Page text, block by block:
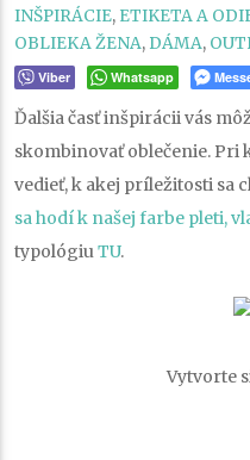
INŠPIRÁCIE, ETIKETA A
OBLIEKA ŽENA, DÁMA,
Viber Whatsapp
Ďalšia časť inšpirácii vás
skombinovať oblečenie.
vedieť, k akej príležitosti sa
sa hodí k našej farbe pleti,
typológiuTU.
Vytvorte